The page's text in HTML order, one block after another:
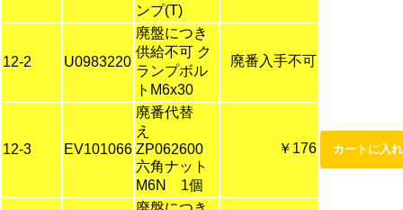
ンプ(T)
12-2 U0983220
廃盤につき
供給不可 ク
ランプボル
トM6x30
廃番入手不可
12-3 EV101066
廃番代替
え
ZP062600
六角ナット
M6N 1個
￥176